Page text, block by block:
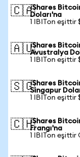
🇨🇦iShares
Doları'na
1 IBITon eşittir
🇦🇺iShares
Avustralya
1 IBITon eşittir
🇸🇬iShares
Singapur
1 IBITon eşittir
🇨🇭iShares
Frangı'na
1 IBITon eşittir